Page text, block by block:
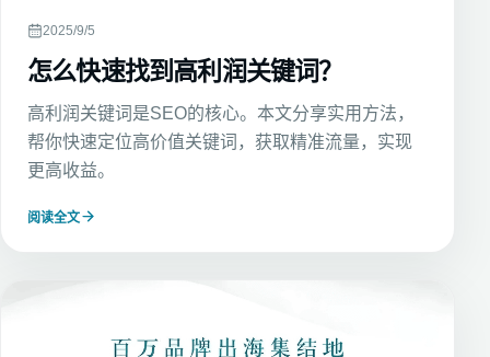
2025/9/5
怎么快速找到高利润关键词？
高利润关键词是SEO的核心。本文分享实用方法，
帮你快速定位高价值关键词，获取精准流量，实现
更高收益。
阅读全文